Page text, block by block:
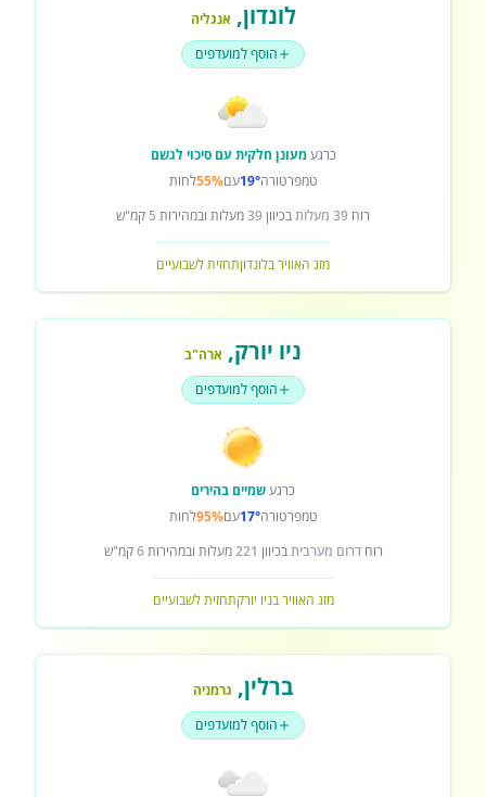
לונדון, אנגליה
הוסף למועדפים
כרגעמעונן חלקית עם סיכוי לגשם
טמפרטורה19°עם55%לחות
רוח 39 מעלות בכיוון39מעלות ובמהירות 5 קמ"ש
מזג האוויר בלונדוןתחזית לשבועיים
ניו יורק, ארה"ב
הוסף למועדפים
כרגעשמיים בהירים
טמפרטורה17°עם95%לחות
רוחדרום מערביתבכיוון 221מעלות ובמהירות6קמ"ש
מזג האוויר בניו יורקתחזית לשבועיים
ברלין, גרמניה
הוסף למועדפים